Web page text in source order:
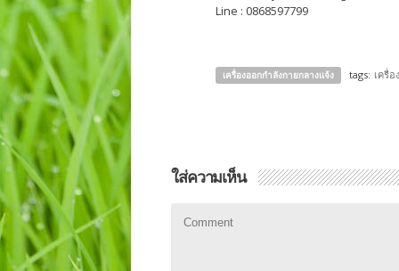
Line : 0868597799
เครื่องออกกำลังกายกลางแจ้ง tags: เครื่
ใส่ความเห็น